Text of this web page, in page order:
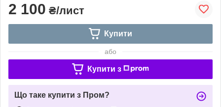
2 100 ₴/лист
Купити
або
Купити з
Що таке купити з Пром?